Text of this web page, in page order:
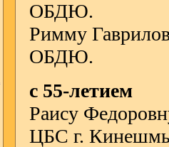
ОБДЮ.
Римму
ОБДЮ.
с 55-летием
Раису
ЦБС г.